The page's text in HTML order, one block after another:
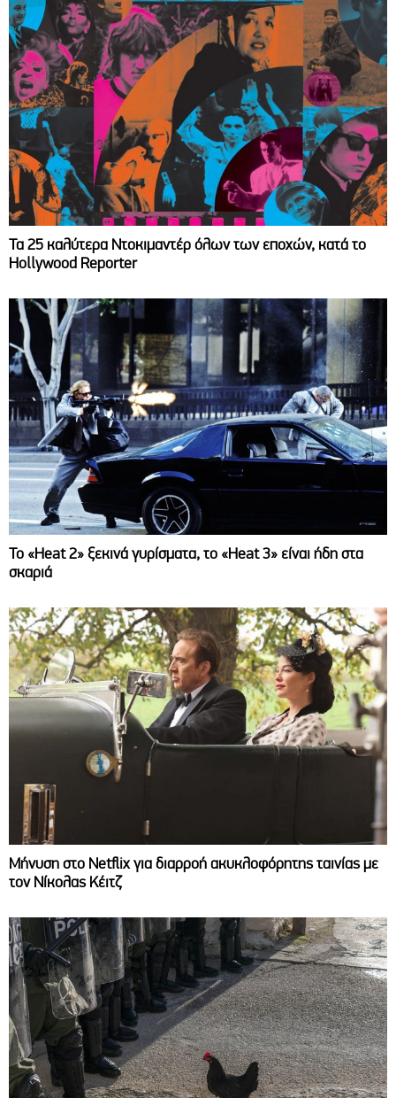
Τα 25 καλύτερα Ντοκιμαντέρ όλων των εποχών, κατά το
Hollywood Reporter
Το «Heat 2» ξεκινά γυρίσματα, το «Heat 3» είναι ήδη στα
σκαριά
Μήνυση στο Netflix για διαρροή ακυκλοφόρητης ταινίας με
τον Νίκολας Κέιτζ